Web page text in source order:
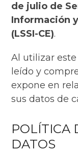
de julio de
Información
(LSSI-CE).
Al utilizar
leído y
expone en
sus datos de
POLÍTICA
DATOS